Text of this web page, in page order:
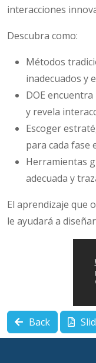
interacciones
Descubra como:
Métodos
inadecuados y
DOE
y revela
Escoger
para cada fase
Herramientas
adecuada y
El aprendizaje que
le ayudará a
Back